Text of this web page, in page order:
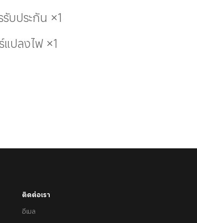
รับประกัน ×1
แปลงไฟ ×1
ติดต่อเรา
อีเมล